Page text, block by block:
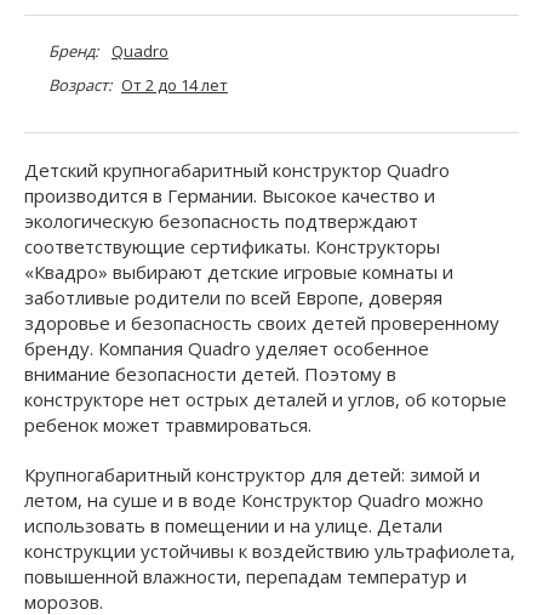
Бренд:
Quadro
Возраст: От 2 до 14 лет
Детский крупногабаритный конструктор Quadro
производится в Германии. Высокое качество и
экологическую безопасность подтверждают
соответствующие сертификаты. Конструкторы
«Квадро» выбирают детские игровые комнаты и
заботливые родители по всей Европе, доверяя
здоровье и безопасность своих детей проверенному
бренду. Компания Quadro уделяет особенное
внимание безопасности детей. Поэтому в
конструкторе нет острых деталей и углов, об которые
ребенок может травмироваться.
Крупногабаритный конструктор для детей: зимой и
летом, на суше и в воде Конструктор Quadro можно
использовать в помещении и на улице. Детали
конструкции устойчивы к воздействию ультрафиолета,
повышенной влажности, перепадам температур и
морозов.